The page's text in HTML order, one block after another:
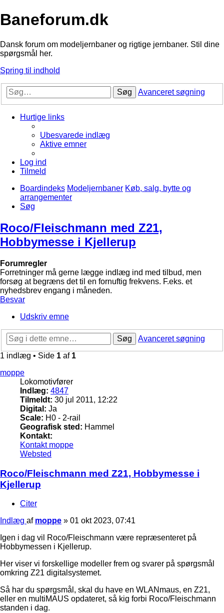
Baneforum.dk
Dansk forum om modeljernbaner og rigtige jernbaner. Stil dine
spørgsmål her.
Spring til indhold
Søg Avanceret søgning
Hurtige links
Ubesvarede indlæg
Aktive emner
Log ind
Tilmeld
Boardindeks Modeljernbaner Køb, salg, bytte og
arrangementer
Søg
Roco/Fleischmann med Z21,
Hobbymesse i Kjellerup
Forumregler
Forretninger må gerne lægge indlæg ind med tilbud, men
forsøg at begræns det til en fornuftig frekvens. F.eks. et
nyhedsbrev engang i måneden.
Besvar
Udskriv emne
Søg
Avanceret søgning
1 indlæg • Side 1 af 1
moppe
Lokomotivfører
Indlæg: 4847
Tilmeldt: 30 jul 2011, 12:22
Digital: Ja
Scale: H0 - 2-rail
Geografisk sted: Hammel
Kontakt:
Kontakt moppe
Websted
Roco/Fleischmann med Z21, Hobbymesse i
Kjellerup
Citer
Indlæg af moppe » 01 okt 2023, 07:41
Igen i dag vil Roco/Fleischmann være repræsenteret på
Hobbymessen i Kjellerup.
Her viser vi forskellige modeller frem og svarer på spørgsmål
omkring Z21 digitalsystemet.
Så har du spørgsmål, skal du have en WLANmaus, en Z21,
eller en multiMAUS opdateret, så kig forbi Roco/Fleischmann
standen i dag.